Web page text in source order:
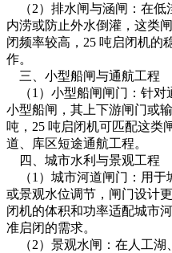
（2）排水闸与涵闸：在低
内涝或防止外水倒灌，这类
闭频率较高，25 吨启闭机的
作。
三、小型船闸与通航工程
（1）小型船闸闸门：针对
小型船闸，其上下游闸门或
吨，25 吨启闭机可匹配这类
道、库区短途通航工程。
四、城市水利与景观工程
（1）城市河道闸门：用于
或景观水位调节，闸门设计
闭机的体积和功率适配城市
准启闭的需求。
（2）景观水闸：在人工湖